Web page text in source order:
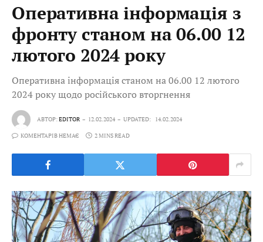
Оперативна інформація з
фронту станом на 06.00 12
лютого 2024 року
Оперативна інформація станом на 06.00 12 лютого
2024 року щодо російського вторгнення
АВТОР:EDITOR 12.02.2024 UPDATED: 14.02.2024
КОМЕНТАРІВ НЕМАЄ 2 MINS READ